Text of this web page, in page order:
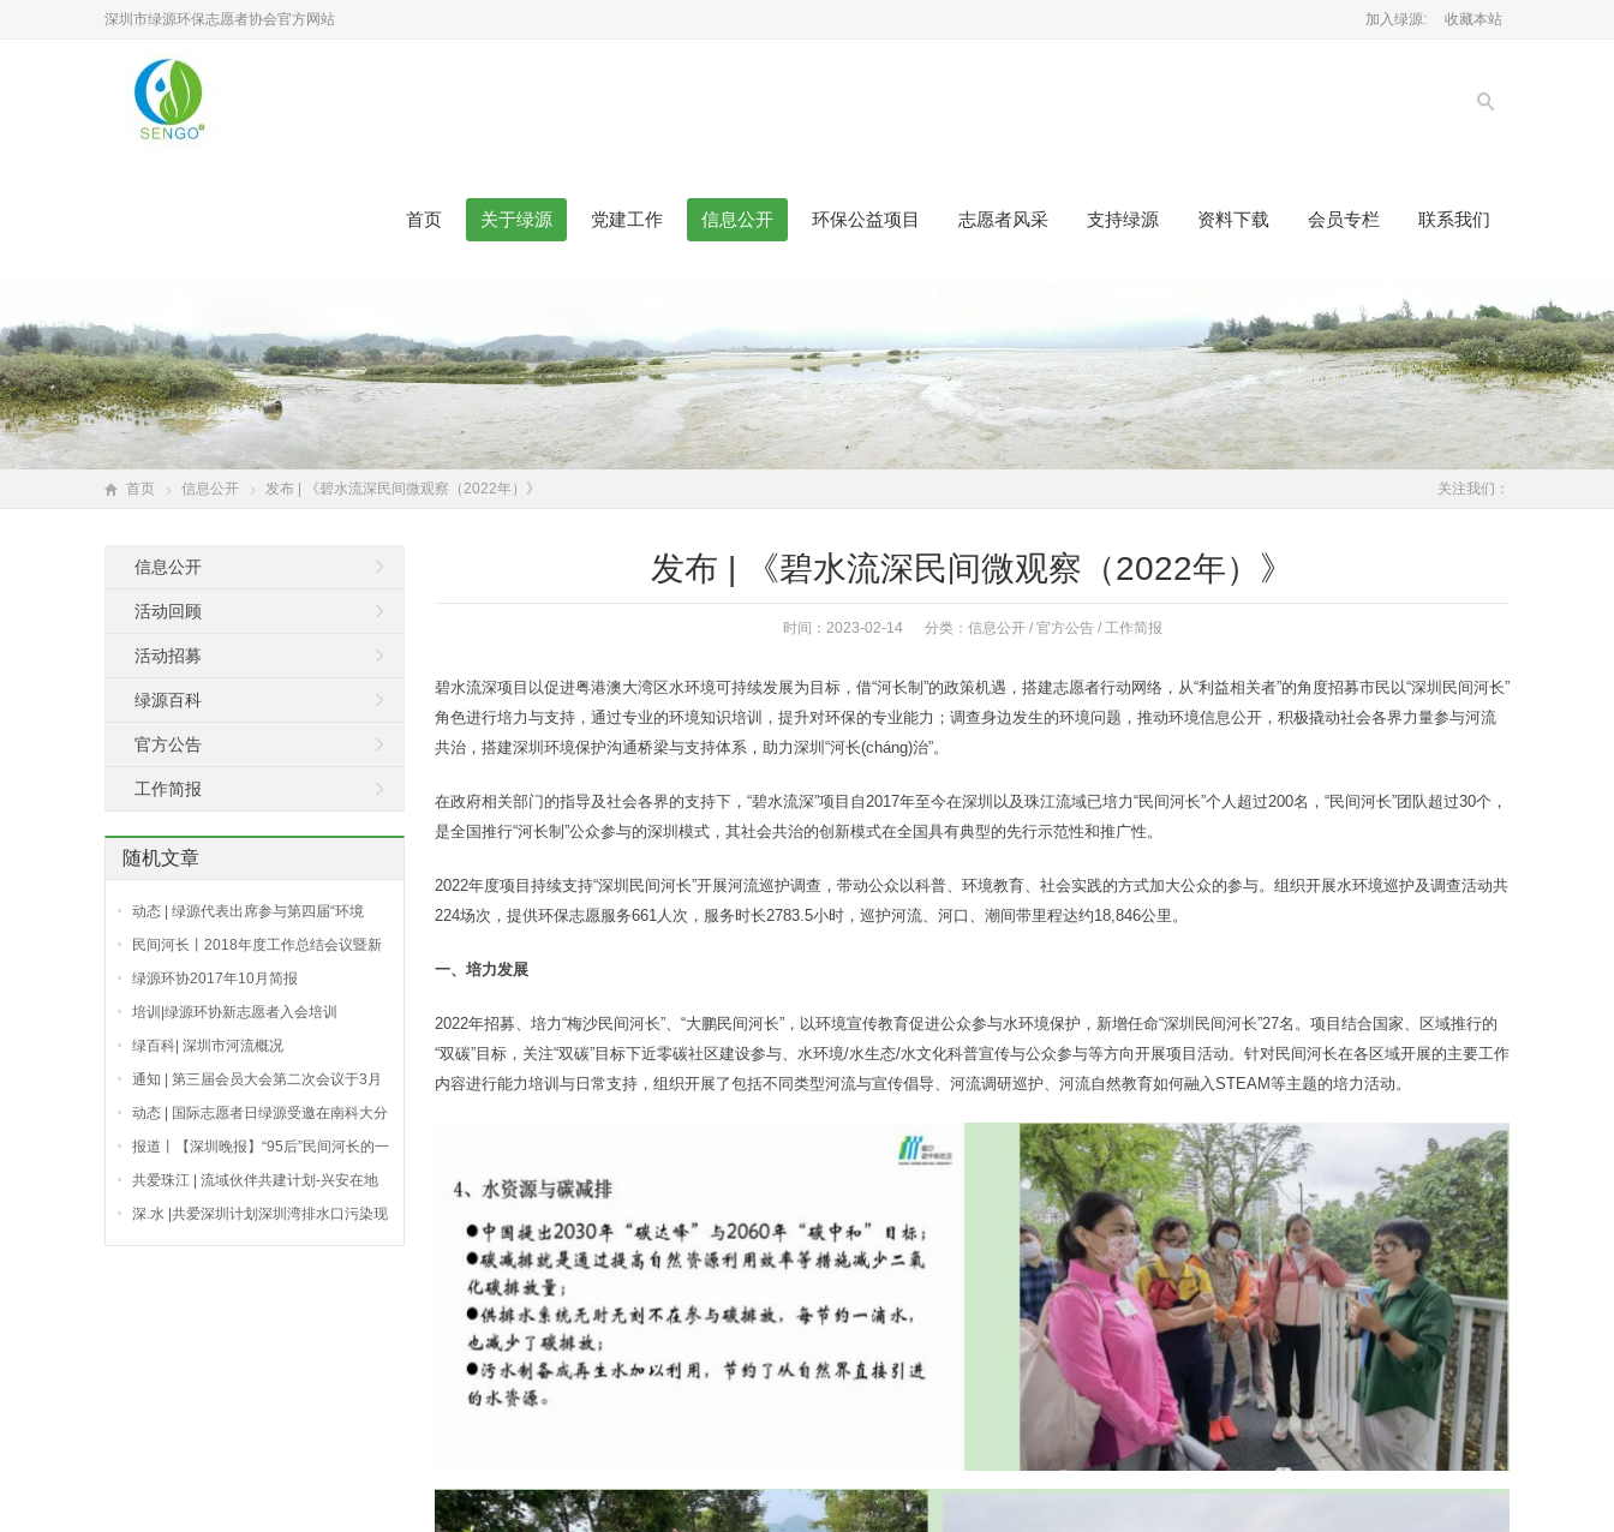
深圳市绿源环保志愿者协会官方网站 加入绿源: 收藏本站
首页 关于绿源 党建工作 信息公开 环保公益项目 志愿者风采 支持绿源 资料下载 会员专栏 联系我们
首页 信息公开 发布 | 《碧水流深民间微观察（2022年）》 关注我们：
发布 | 《碧水流深民间微观察（2022年）》
时间：2023-02-14 分类： 信息公开/ 官方公告/ 工作简报
碧水流深项目以促进粤港澳大湾区水环境可持续发展为目标，借“河长制”的政策机遇，搭建志愿者行动网络，从“利益相关者”的角度招募市民以“深圳民间河长”
角色进行培力与支持，通过专业的环境知识培训，提升对环保的专业能力；调查身边发生的环境问题，推动环境信息公开，积极撬动社会各界力量参与河流
共治，搭建深圳环境保护沟通桥梁与支持体系，助力深圳“河长(cháng)治”。
在政府相关部门的指导及社会各界的支持下，“碧水流深”项目自2017年至今在深圳以及珠江流域已培力“民间河长”个人超过200名，“民间河长”团队超过30个，
是全国推行“河长制”公众参与的深圳模式，其社会共治的创新模式在全国具有典型的先行示范性和推广性。
2022年度项目持续支持“深圳民间河长”开展河流巡护调查，带动公众以科普、环境教育、社会实践的方式加大公众的参与。组织开展水环境巡护及调查活动共
224场次，提供环保志愿服务661人次，服务时长2783.5小时，巡护河流、河口、潮间带里程达约18,846公里。
一、培力发展
2022年招募、培力“梅沙民间河长”、“大鹏民间河长”，以环境宣传教育促进公众参与水环境保护，新增任命“深圳民间河长”27名。项目结合国家、区域推行的
“双碳”目标，关注“双碳”目标下近零碳社区建设参与、水环境/水生态/水文化科普宣传与公众参与等方向开展项目活动。针对民间河长在各区域开展的主要工作
内容进行能力培训与日常支持，组织开展了包括不同类型河流与宣传倡导、河流调研巡护、河流自然教育如何融入STEAM等主题的培力活动。
信息公开
活动回顾
活动招募
绿源百科
官方公告
工作简报
随机文章
动态 | 绿源代表出席参与第四届“环境
DNA与生态健康评估“学术研讨会
民间河长丨2018年度工作总结会议暨新
一批民间河长聘任仪式召开
绿源环协2017年10月简报
培训|绿源环协新志愿者入会培训
绿百科| 深圳市河流概况
通知 | 第三届会员大会第二次会议于3月
27日上午线上开展通知
动态 | 国际志愿者日绿源受邀在南科大分
享“深圳民间河长”故事
报道丨【深圳晚报】“95后”民间河长的一
天
共爱珠江 | 流域伙伴共建计划-兴安在地
行动
深.水 |共爱深圳计划深圳湾排水口污染现